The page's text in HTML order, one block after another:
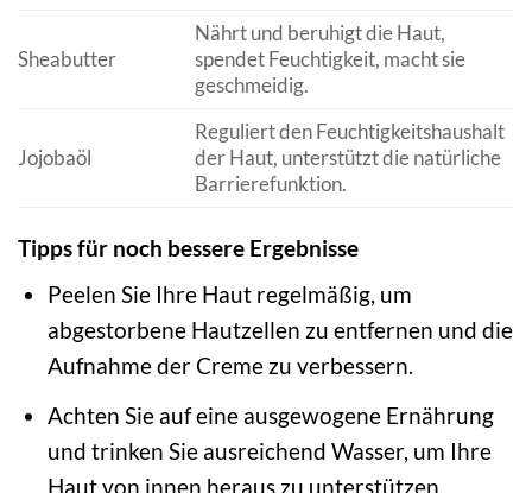
Sheabutter
Nährt und beruhigt die Haut,
spendet Feuchtigkeit, macht sie
geschmeidig.
Jojobaöl
Reguliert den Feuchtigkeitshaushalt
der Haut, unterstützt die natürliche
Barrierefunktion.
Tipps für noch bessere Ergebnisse
Peelen Sie Ihre Haut regelmäßig, um
abgestorbene Hautzellen zu entfernen und die
Aufnahme der Creme zu verbessern.
Achten Sie auf eine ausgewogene Ernährung
und trinken Sie ausreichend Wasser, um Ihre
Haut von innen heraus zu unterstützen.